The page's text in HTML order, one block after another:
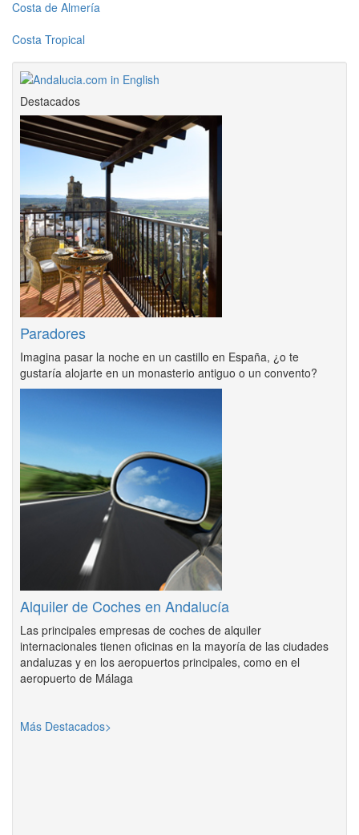
Costa de Almería
Costa Tropical
Destacados
Paradores
Imagina pasar la noche en un castillo en España, ¿o te
gustaría alojarte en un monasterio antiguo o un convento?
Alquiler de Coches en Andalucía
Las principales empresas de coches de alquiler
internacionales tienen oficinas en la mayoría de las ciudades
andaluzas y en los aeropuertos principales, como en el
aeropuerto de Málaga
Más Destacados>